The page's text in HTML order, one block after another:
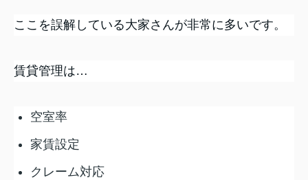
ここを誤解している大家さんが非常に多いです。
賃貸管理は…
空室率
家賃設定
クレーム対応